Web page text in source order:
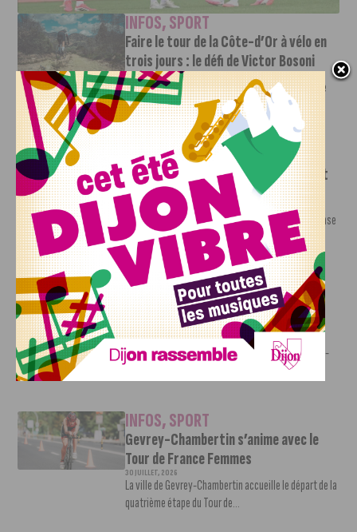
INFOS,SPORT
Faire le tour de la Côte-d’Or à vélo en
trois jours : le défi de Victor Bosoni
5 AOÛT, 2026
Le challenge que s’apprête à relever l’ultra-cycliste
Victor Bosoni est simple : parcourir 571...
INFOS,SPORT
DFCO : une préparation sereine avant
le grand retour en Ligue 2
3 AOÛT, 2026
Contre l’AS Nancy Lorraine, le DFCO a achevé sa phase
de préparation par un...
INFOS SPORT
JDA Basket : Kevion Taylor intègre
l’effectif de la Jeanne
3 AOÛT, 2026
Pour se renforcer avant le début de la saison 2026-
2027, la JDA Basket accueille...
INFOS,SPORT
Gevrey-Chambertin s’anime avec le
Tour de France Femmes
30 JUILLET, 2026
La ville de Gevrey-Chambertin accueille le départ de la
quatrième étape du Tour de...